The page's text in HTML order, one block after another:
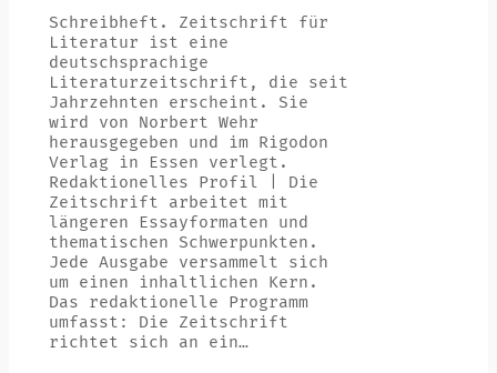
Schreibheft. Zeitschrift für
Literatur ist eine
deutschsprachige
Literaturzeitschrift, die seit
Jahrzehnten erscheint. Sie
wird von Norbert Wehr
herausgegeben und im Rigodon
Verlag in Essen verlegt.
Redaktionelles Profil | Die
Zeitschrift arbeitet mit
längeren Essayformaten und
thematischen Schwerpunkten.
Jede Ausgabe versammelt sich
um einen inhaltlichen Kern.
Das redaktionelle Programm
umfasst: Die Zeitschrift
richtet sich an ein…